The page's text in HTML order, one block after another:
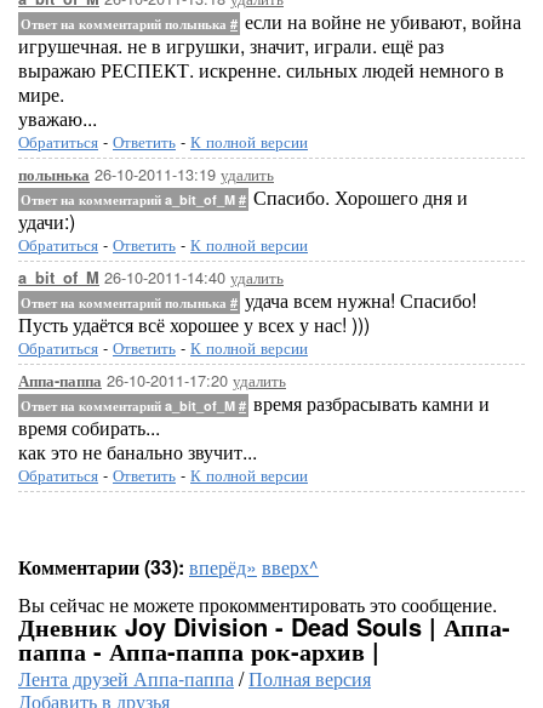
Ответ на комментарий полынька # если на войне не убивают, война
игрушечная. не в игрушки, значит, играли. ещё раз
выражаю РЕСПЕКТ. искренне. сильных людей немного в
мире.
уважаю...
Обратиться - Ответить - К полной версии
полынька 26-10-2011-13:19 удалить
Ответ на комментарий a_bit_of_M # Спасибо. Хорошего дня и
удачи:)
Обратиться - Ответить - К полной версии
a_bit_of_M 26-10-2011-14:40 удалить
Ответ на комментарий полынька # удача всем нужна! Спасибо!
Пусть удаётся всё хорошее у всех у нас! )))
Обратиться - Ответить - К полной версии
Аппа-паппа 26-10-2011-17:20 удалить
Ответ на комментарий a_bit_of_M # время разбрасывать камни и
время собирать...
как это не банально звучит...
Обратиться - Ответить - К полной версии
Комментарии (33): вперёд» вверх^
Вы сейчас не можете прокомментировать это сообщение.
Дневник Joy Division - Dead Souls | Аппа-
паппа - Аппа-паппа рок-архив |
Лента друзей Аппа-паппа/Полная версия
Добавить в друзья